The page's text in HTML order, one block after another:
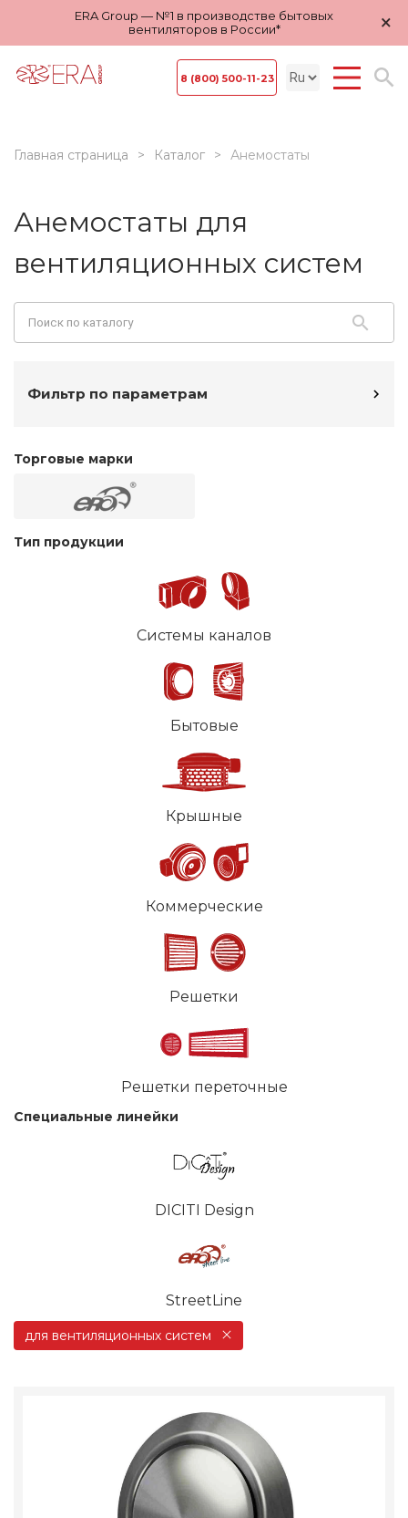
ERA Group — №1 в производстве бытовых
вентиляторов в России*
×
8 (800) 500-11-23
Главная страница Каталог Анемостаты
Анемостаты для
вентиляционных систем
Фильтр по параметрам
Торговые марки
Тип продукции
Системы каналов
Бытовые
Крышные
Коммерческие
Решетки
Решетки переточные
Специальные линейки
DICITI Design
StreetLine
для вентиляционных систем